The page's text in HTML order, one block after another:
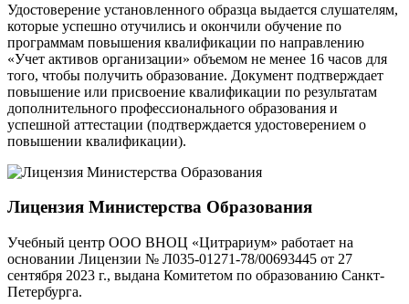
Удостоверение установленного образца выдается слушателям,
которые успешно отучились и окончили обучение по
программам повышения квалификации по направлению
«Учет активов организации» объемом не менее 16 часов для
того, чтобы получить образование. Документ подтверждает
повышение или присвоение квалификации по результатам
дополнительного профессионального образования и
успешной аттестации (подтверждается удостоверением о
повышении квалификации).
Лицензия Министерства Образования
Учебный центр ООО ВНОЦ «Цитрариум» работает на
основании Лицензии № Л035-01271-78/00693445 от 27
сентября 2023 г., выдана Комитетом по образованию Санкт-
Петербурга.